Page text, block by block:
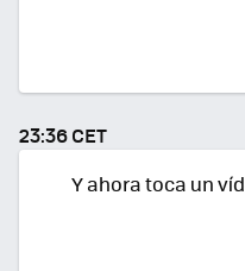
23:36 CET
Y ahora toca un